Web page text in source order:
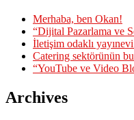
Merhaba, ben Okan!
“Dijital Pazarlama ve
İletişim odaklı
Catering sektörünün
“YouTube ve Video
Archives